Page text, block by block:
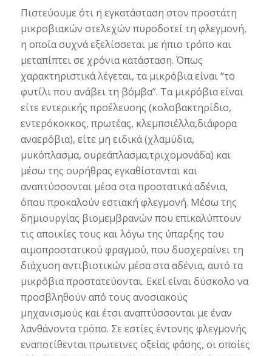
Πιστεύουμε ότι η εγκατάσταση στον προστάτη
μικροβιακών στελεχών πυροδοτεί τη φλεγμονή,
η οποία συχνά εξελίσσεται με ήπιο τρόπο και
μεταπίπτει σε χρόνια κατάσταση. Όπως
χαρακτηριστικά λέγεται, τα μικρόβια είναι “το
φυτίλι που ανάβει τη βόμβα”. Τα μικρόβια είναι
είτε εντερικής προέλευσης (κολοβακτηρίδιο,
εντερόκοκκος, πρωτέας, κλεμπσιέλλα,διάφορα
αναερόβια), είτε μη ειδικά (χλαμύδια,
μυκόπλασμα, ουρεάπλασμα,τριχομονάδα) και
μέσω της ουρήθρας εγκαθίστανται και
αναπτύσσονται μέσα στα προστατικά αδένια,
όπου προκαλούν εστιακή φλεγμονή. Μέσω της
δημιουργίας βιομεμβρανών που επικαλύπτουν
τις αποικίες τους και λόγω της ύπαρξης του
αιμοπροστατικού φραγμού, που δυσχεραίνει τη
διάχυση αντιβιοτικών μέσα στα αδένια, αυτό τα
μικρόβια προστατεύονται. Εκεί είναι δύσκολο να
προσβληθούν από τους ανοσιακούς
μηχανισμούς και έτσι αναπτύσσονται με έναν
λανθάνοντα τρόπο. Σε εστίες έντονης φλεγμονής
εναποτίθενται πρωτεϊνες οξείας φάσης, οι οποίες